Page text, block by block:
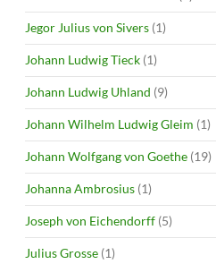
Jegor Julius von Sivers (1)
Johann Ludwig Tieck (1)
Johann Ludwig Uhland (9)
Johann Wilhelm Ludwig Gleim (1)
Johann Wolfgang von Goethe (19)
Johanna Ambrosius (1)
Joseph von Eichendorff (5)
Julius Grosse (1)